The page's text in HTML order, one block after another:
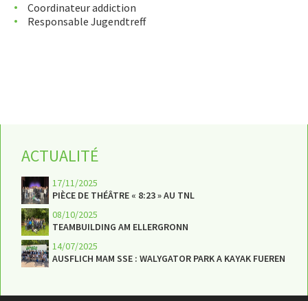
Coordinateur addiction
Responsable Jugendtreff
ACTUALITÉ
17/11/2025
PIÈCE DE THÉÂTRE « 8:23 » AU TNL
08/10/2025
TEAMBUILDING AM ELLERGRONN
14/07/2025
AUSFLICH MAM SSE : WALYGATOR PARK A KAYAK FUEREN